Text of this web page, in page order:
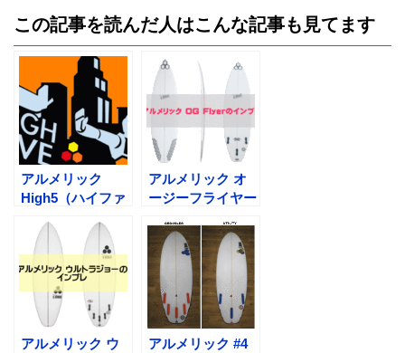
この記事を読んだ人はこんな記事も見てます
アルメリック
High5（ハイファ
アルメリック オ
ージーフライヤー
インプレ
アルメリック ウ
アルメリック #4